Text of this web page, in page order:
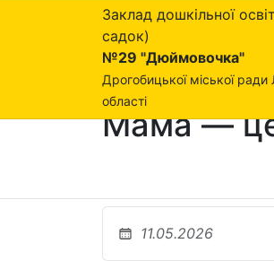
Заклад дошкільної
садок)
№29 "Дюймовочка"
Дрогобицької міської ради
області
Мама — це
11.05.2026